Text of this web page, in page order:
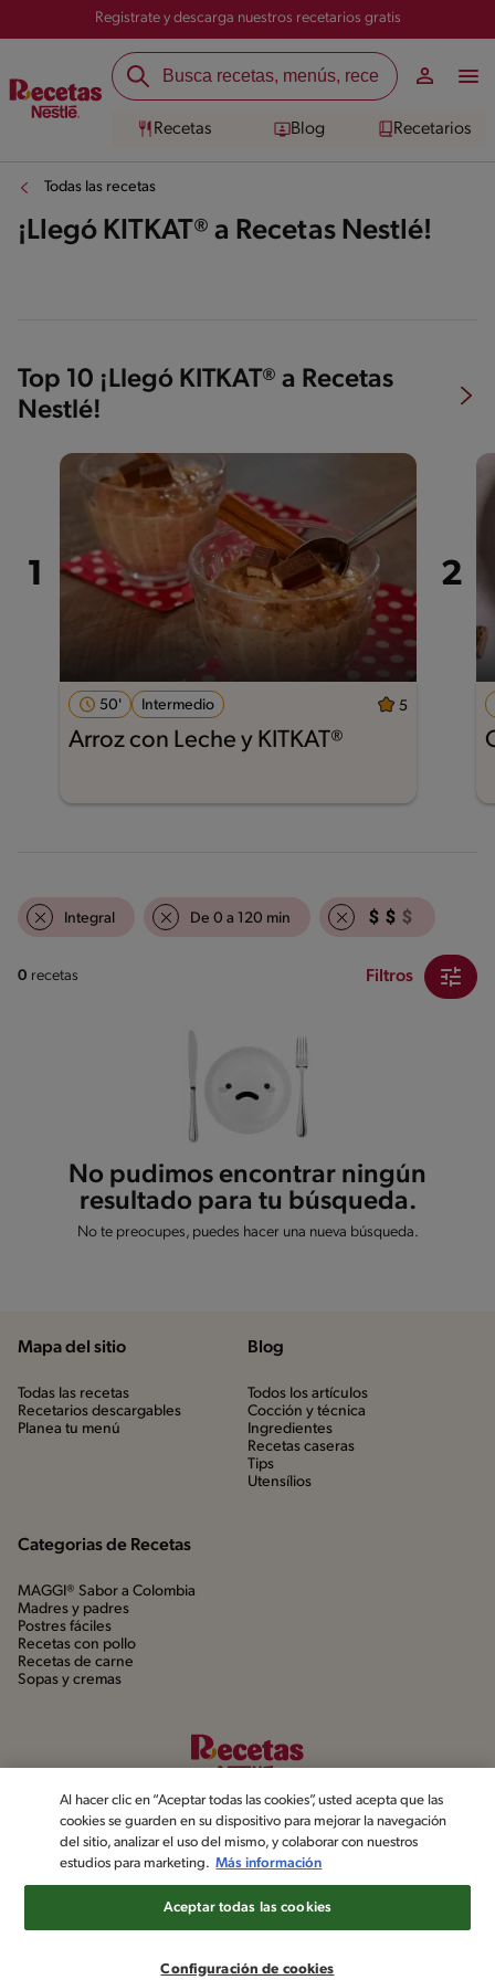
Registrate y descarga nuestros recetarios gratis
Recetas Blog Recetarios
Todas las recetas
¡Llegó KITKAT® a Recetas Nestlé!
Top 10 ¡Llegó KITKAT® a Recetas
Nestlé!
50' Intermedio 5
Arroz con Leche y KITKAT®
Integral De 0 a 120 min
0 recetas Filtros
No pudimos encontrar ningún
resultado para tu búsqueda.
No te preocupes, puedes hacer una nueva búsqueda.
Mapa del sitio
Todas las recetas
Recetarios descargables
Planea tu menú
Blog
Todos los artículos
Cocción y técnica
Ingredientes
Recetas caseras
Tips
Utensílios
Categorias de Recetas
MAGGI® Sabor a Colombia
Madres y padres
Postres fáciles
Recetas con pollo
Recetas de carne
Sopas y cremas
Al hacer clic en “Aceptar todas las cookies”, usted acepta que las
cookies se guarden en su dispositivo para mejorar la navegación
del sitio, analizar el uso del mismo, y colaborar con nuestros
estudios para marketing. Más información
Configuración de cookies
Aceptar todas las cookies